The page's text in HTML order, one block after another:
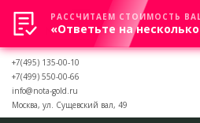
+7(495) 135-00-10
+7(499) 550-00-66
info@nota-gold.ru
Москва, ул. Сущевский вал, 49
РАССЧИТАЕМ СТОИМОСТЬ
«Ответьте на